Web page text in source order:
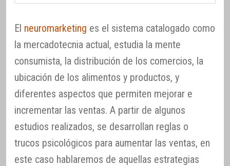
El neuromarketing es el sistema catalogado como
la mercadotecnia actual, estudia la mente
consumista, la distribución de los comercios, la
ubicación de los alimentos y productos, y
diferentes aspectos que permiten mejorar e
incrementar las ventas. A partir de algunos
estudios realizados, se desarrollan reglas o
trucos psicológicos para aumentar las ventas, en
este caso hablaremos de aquellas estrategias